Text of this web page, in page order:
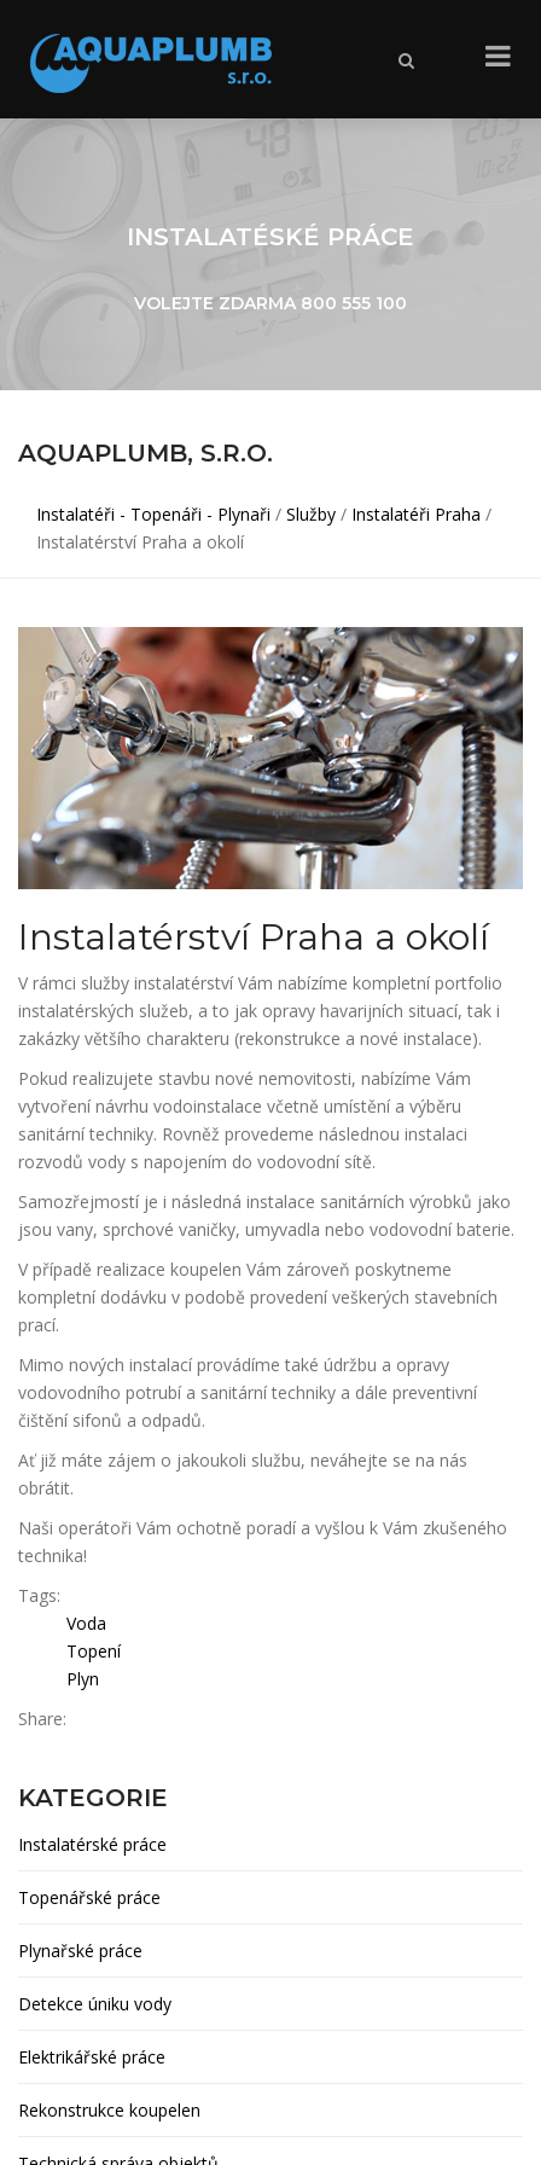
X
INSTALATÉSKÉ PRÁCE
VOLEJTE ZDARMA 800 555 100
AQUAPLUMB, S.R.O.
Instalatéři - Topenáři - Plynaři / Služby / Instalatéři Praha /
Instalatérství Praha a okolí
Instalatérství Praha a okolí
V rámci služby instalatérství Vám nabízíme kompletní portfolio
instalatérských služeb, a to jak opravy havarijních situací, tak i
zakázky většího charakteru (rekonstrukce a nové instalace).
Pokud realizujete stavbu nové nemovitosti, nabízíme Vám
vytvoření návrhu vodoinstalace včetně umístění a výběru
sanitární techniky. Rovněž provedeme následnou instalaci
rozvodů vody s napojením do vodovodní sítě.
Samozřejmostí je i následná instalace sanitárních výrobků jako
jsou vany, sprchové vaničky, umyvadla nebo vodovodní baterie.
V případě realizace koupelen Vám zároveň poskytneme
kompletní dodávku v podobě provedení veškerých stavebních
prací.
Mimo nových instalací provádíme také údržbu a opravy
vodovodního potrubí a sanitární techniky a dále preventivní
čištění sifonů a odpadů.
Ať již máte zájem o jakoukoli službu, neváhejte se na nás
obrátit.
Naši operátoři Vám ochotně poradí a vyšlou k Vám zkušeného
technika!
Tags:
Voda
Topení
Plyn
Share:
KATEGORIE
Instalatérské práce
Topenářské práce
Plynařské práce
Detekce úniku vody
Elektrikářské práce
Rekonstrukce koupelen